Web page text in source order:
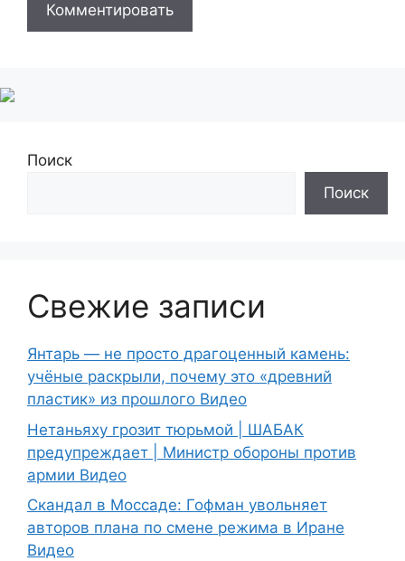
Поиск
Поиск
Свежие записи
Янтарь — не просто драгоценный камень:
учёные раскрыли, почему это «древний
пластик» из прошлого Видео
Нетаньяху грозит тюрьмой | ШАБАК
предупреждает | Министр обороны против
армии Видео
Скандал в Моссаде: Гофман увольняет
авторов плана по смене режима в Иране
Видео